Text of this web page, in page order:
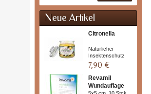
Neue Artikel
Citronella
Natürlicher
Insektenschutz
7,90 €
Revamil
Wundauflage